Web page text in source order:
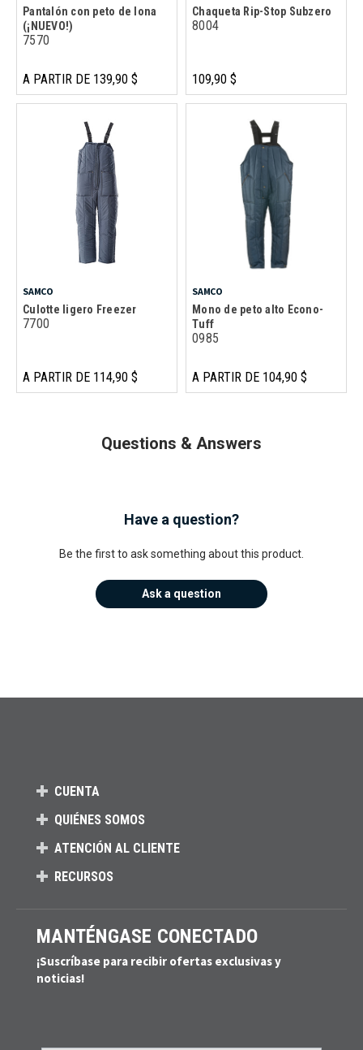
Pantalón con peto de lona
(¡NUEVO!)
7570
A PARTIR DE 139,90 $
Chaqueta Rip-Stop Subzero
8004
109,90 $
SAMCO
Culotte ligero Freezer
7700
A PARTIR DE 114,90 $
SAMCO
Mono de peto alto Econo-
Tuff
0985
A PARTIR DE 104,90 $
Questions & Answers
Have a question?
Be the first to ask something about this product.
Ask a question
CUENTA
QUIÉNES SOMOS
ATENCIÓN AL CLIENTE
RECURSOS
MANTÉNGASE CONECTADO
¡Suscríbase para recibir ofertas exclusivas y
noticias!